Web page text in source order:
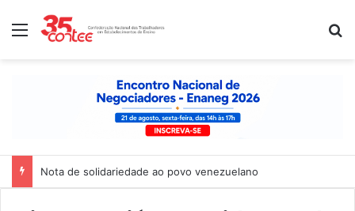
Menu
Nota de solidariedade ao povo venezuelano